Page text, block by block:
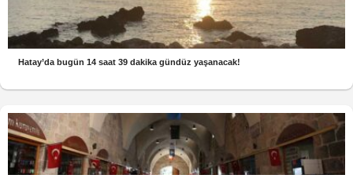
Hatay’da bugün 14 saat 39 dakika gündüz yaşanacak!